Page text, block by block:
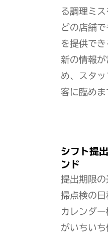
る調理ミス
どの店舗
を提供で
新の情報
め、スタ
客に臨めま
シフト提
ンド
提出期限
掃点検の
カレンダ
がいちいち